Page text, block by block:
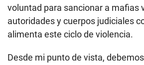
voluntad para sancionar a mafias
autoridades y cuerpos judiciales
alimenta este ciclo de violencia.
Desde mi punto de vista,